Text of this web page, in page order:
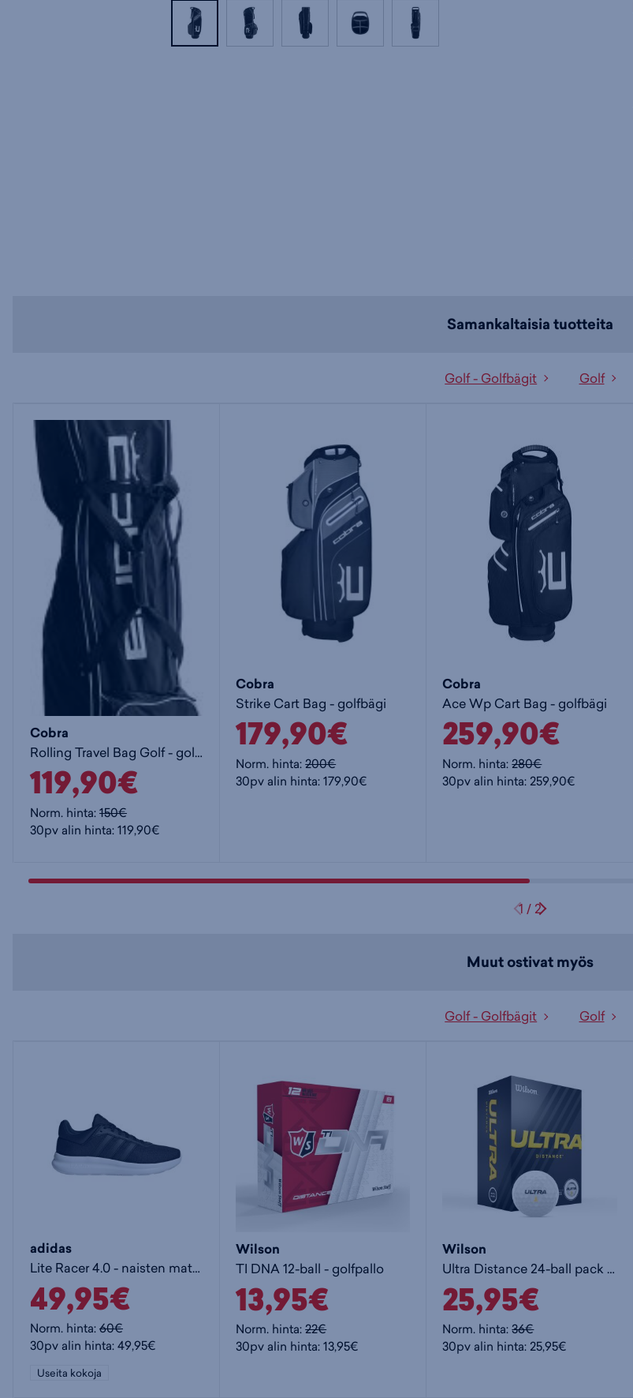
Samankaltaisia tuotteita
Golf - Golfbägit Golf
Cobra
Rolling Travel Bag Golf - golfbägi
119,90€
Norm. hinta:150€
30pv alin hinta: 119,90€
Cobra
Strike Cart Bag - golfbägi
179,90€
Norm. hinta:200€
30pv alin hinta: 179,90€
Cobra
Ace Wp Cart Bag - golfbägi
259,90€
Norm. hinta:280€
30pv alin hinta: 259,90€
1 / 2
Muut ostivat myös
Golf - Golfbägit Golf
adidas
Lite Racer 4.0 - naisten matalavartiset tennarit
49,95€
Norm. hinta:60€
30pv alin hinta: 49,95€
Useita kokoja
Wilson
TI DNA 12-ball - golfpallo
13,95€
Norm. hinta:22€
30pv alin hinta: 13,95€
Wilson
Ultra Distance 24-ball pack - golfpallo
25,95€
Norm. hinta:36€
30pv alin hinta: 25,95€